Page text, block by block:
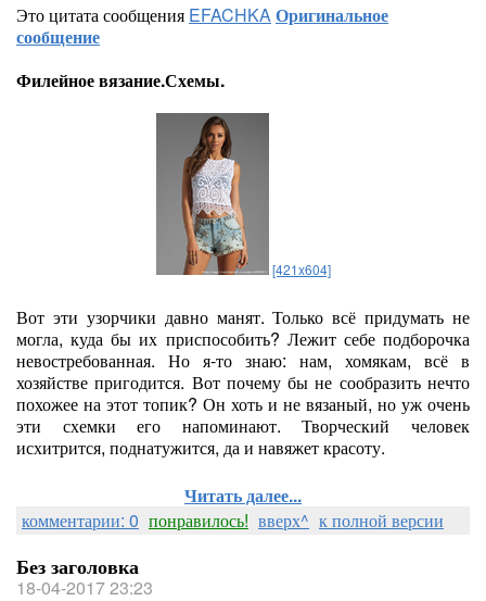
Это цитата сообщения EFACHKA Оригинальное
сообщение
Филейное вязание.Схемы.
[421x604]
Вот эти узорчики давно манят. Только всё придумать не
могла, куда бы их приспособить? Лежит себе подборочка
невостребованная. Но я-то знаю: нам, хомякам, всё в
хозяйстве пригодится. Вот почему бы не сообразить нечто
похожее на этот топик? Он хоть и не вязаный, но уж очень
эти схемки его напоминают. Творческий человек
исхитрится, поднатужится, да и навяжет красоту.
Читать далее...
комментарии: 0 понравилось! вверх^ к полной версии
Без заголовка
18-04-2017 23:23